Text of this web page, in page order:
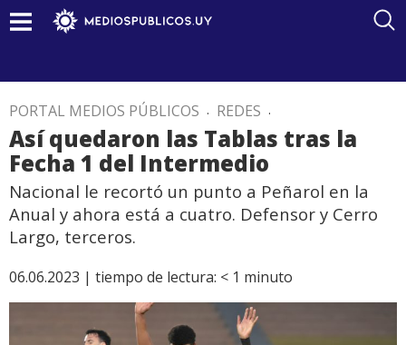
PORTAL MEDIOS PÚBLICOS . REDES .
Así quedaron las Tablas tras la
Fecha 1 del Intermedio
Nacional le recortó un punto a Peñarol en la
Anual y ahora está a cuatro. Defensor y Cerro
Largo, terceros.
06.06.2023 | tiempo de lectura: < 1 minuto